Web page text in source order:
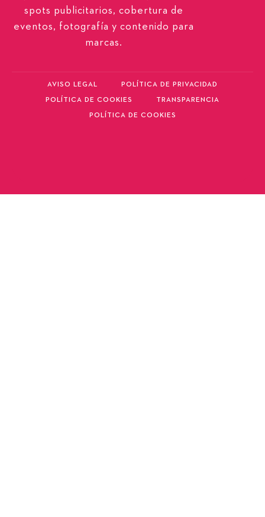
spots publicitarios, cobertura de
eventos, fotografía y contenido para
marcas.
AVISO LEGAL POLÍTICA DE PRIVACIDAD
POLÍTICA DE COOKIES TRANSPARENCIA
POLÍTICA DE COOKIES